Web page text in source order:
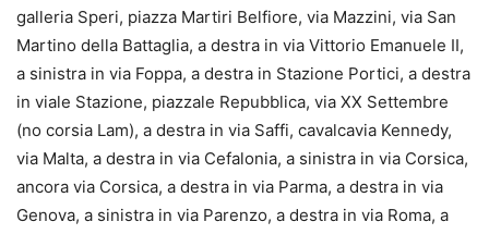
galleria Speri, piazza Martiri Belfiore, via Mazzini, via San
Martino della Battaglia, a destra in via Vittorio Emanuele II,
a sinistra in via Foppa, a destra in Stazione Portici, a destra
in viale Stazione, piazzale Repubblica, via XX Settembre
(no corsia Lam), a destra in via Saffi, cavalcavia Kennedy,
via Malta, a destra in via Cefalonia, a sinistra in via Corsica,
ancora via Corsica, a destra in via Parma, a destra in via
Genova, a sinistra in via Parenzo, a destra in via Roma, a